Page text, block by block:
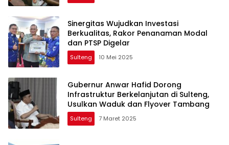
Sinergitas Wujudkan Investasi
Berkualitas, Rakor Penanaman Modal
dan PTSP Digelar
Sulteng 10 Mei 2025
Gubernur Anwar Hafid Dorong
Infrastruktur Berkelanjutan di Sulteng,
Usulkan Waduk dan Flyover Tambang
Sulteng 7 Maret 2025